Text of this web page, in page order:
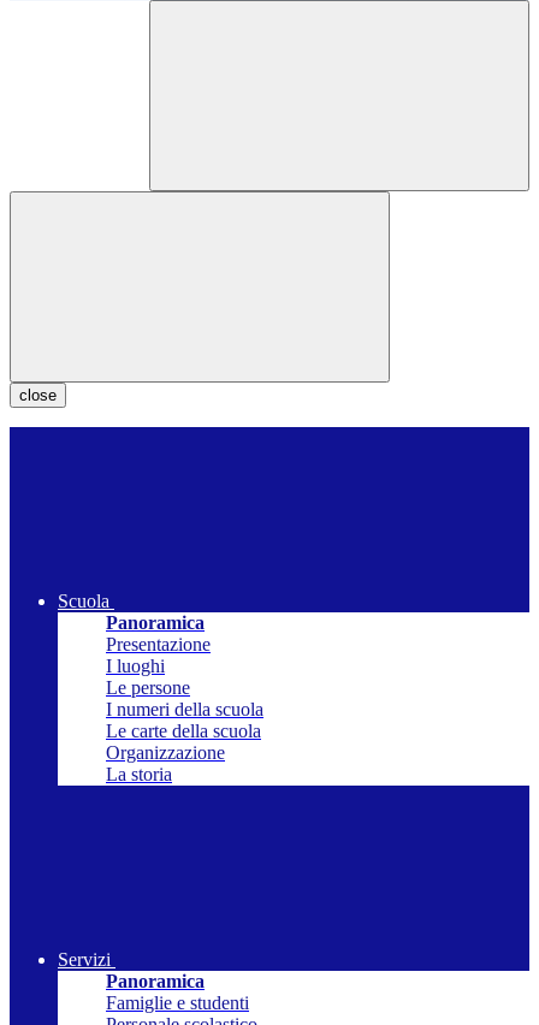
close
Scuola
Panoramica
Presentazione
I luoghi
Le persone
I numeri della scuola
Le carte della scuola
Organizzazione
La storia
Servizi
Panoramica
Famiglie e studenti